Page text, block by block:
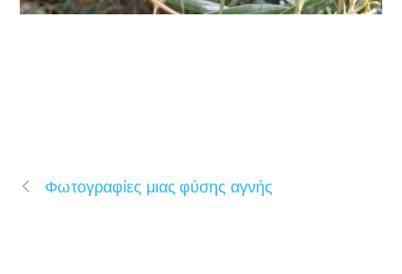
Φωτογραφίες μιας φύσης αγνής